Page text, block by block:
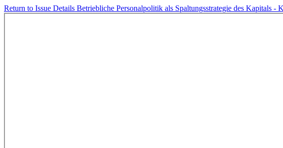
Return to Issue Details Betriebliche Personalpolitik als Spaltungsstrategie des Kapitals